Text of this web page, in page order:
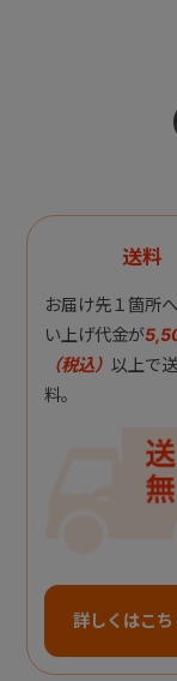
送料
お届け先１箇所
い上げ代金が
（税込） 以上で
料。
詳しくはこち